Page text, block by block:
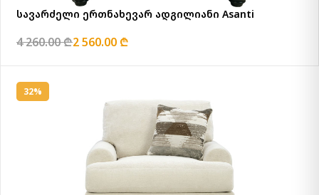
სავარძელი ერთნახევარ ადგილიანი Asanti
4 260.00 ₾2 560.00 ₾
32%